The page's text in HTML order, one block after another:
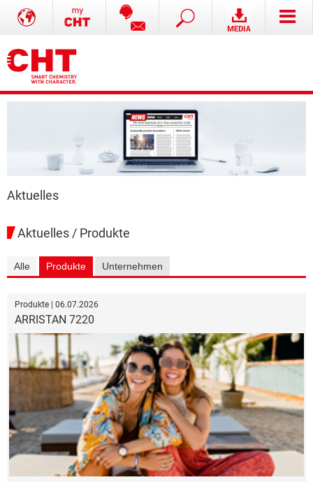
Aktuelles
Aktuelles / Produkte
Alle Produkte Unternehmen
Produkte | 06.07.2026
ARRISTAN 7220